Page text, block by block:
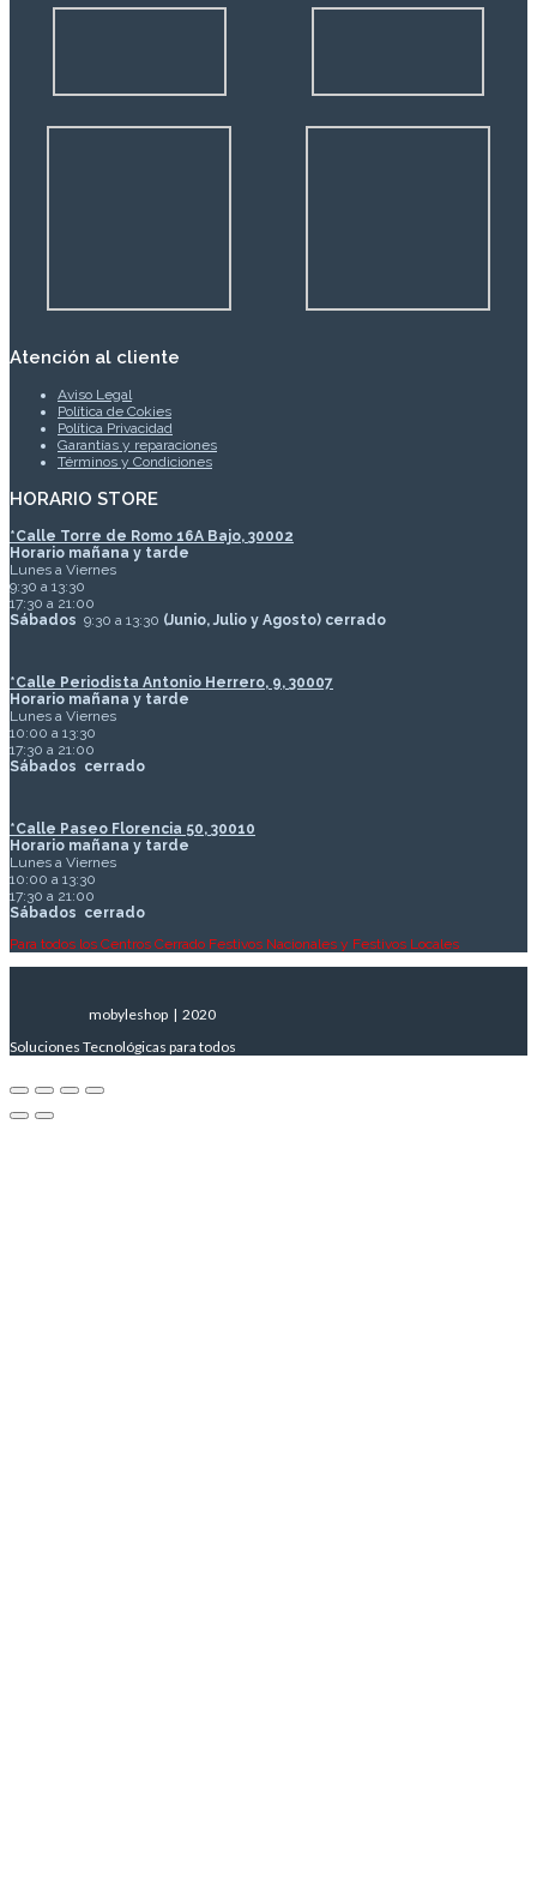
Atención al cliente
Aviso Legal
Política de Cokies
Política Privacidad
Garantías y reparaciones
Términos y Condiciones
HORARIO STORE
*Calle Torre de Romo 16A Bajo, 30002
Horario mañana y tarde
Lunes a Viernes
9:30 a 13:30
17:30 a 21:00
Sábados 9:30 a 13:30 (Junio, Julio y Agosto) cerrado
*Calle Periodista Antonio Herrero, 9, 30007
Horario mañana y tarde
Lunes a Viernes
10:00 a 13:30
17:30 a 21:00
Sábados cerrado
*Calle Paseo Florencia 50, 30010
Horario mañana y tarde
Lunes a Viernes
10:00 a 13:30
17:30 a 21:00
Sábados cerrado
Para todos los Centros Cerrado Festivos Nacionales y Festivos Locales
mobyleshop | 2020
Soluciones Tecnológicas para todos